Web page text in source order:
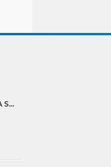
PEDOMAN MEDIA SIBER